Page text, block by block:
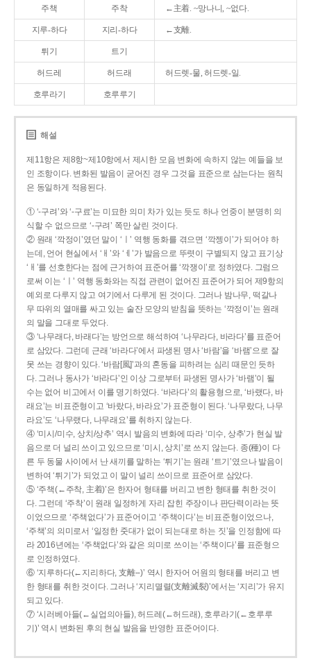
주책 주착 ←主着. ~망나니, ~없다.
지루-하다 지리-하다 ←支離.
튀기 트기
허드레 허드래 허드렛-물, 허드렛-일.
호루라기 호루루기
해설
제11항은 제8항~제10항에서 제시한 모음 변화에 속하지 않는 예들을 보
인 조항이다. 변화된 발음이 굳어진 경우 그것을 표준으로 삼는다는 원칙
은 동일하게 적용된다.
① ‘-구려’와 ‘-구료’는 미묘한 의미 차가 있는 듯도 하나 언중이 분명히 의
식할 수 없으므로 ‘-구려’ 쪽만 살린 것이다.
② 원래 ‘깍정이’였던 말이 ‘ㅣ’ 역행 동화를 겪으면 ‘깍젱이’가 되어야 하
는데, 언어 현실에서 ‘ㅐ’와 ‘ㅔ’가 발음으로 뚜렷이 구별되지 않고 표기상
‘ㅐ’를 선호한다는 점에 근거하여 표준어를 ‘깍쟁이’로 정하였다. 그럼으
로써 이는 ‘ㅣ’ 역행 동화와는 직접 관련이 없어진 표준어가 되어 제9항의
예외로 다루지 않고 여기에서 다루게 된 것이다. 그러나 밤나무, 떡갈나
무 따위의 열매를 싸고 있는 술잔 모양의 받침을 뜻하는 ‘깍정이’는 원래
의 말을 그대로 두었다.
③ ‘나무래다, 바래다’는 방언으로 해석하여 ‘나무라다, 바라다’를 표준어
로 삼았다. 그런데 근래 ‘바라다’에서 파생된 명사 ‘바람’을 ‘바램’으로 잘
못 쓰는 경향이 있다. ‘바람[風]’과의 혼동을 피하려는 심리 때문인 듯하
다. 그러나 동사가 ‘바라다’인 이상 그로부터 파생된 명사가 ‘바램’이 될
수는 없어 비고에서 이를 명기하였다. ‘바라다’의 활용형으로, ‘바랬다, 바
래요’는 비표준형이고 ‘바랐다, 바라요’가 표준형이 된다. ‘나무랐다, 나무
라요’도 ‘나무랬다, 나무래요’를 취하지 않는다.
④ ‘미시/미수, 상치/상추’ 역시 발음의 변화에 따라 ‘미수, 상추’가 현실 발
음으로 더 널리 쓰이고 있으므로 ‘미시, 상치’로 쓰지 않는다. 종(種)이 다
른 두 동물 사이에서 난 새끼를 말하는 ‘튀기’는 원래 ‘트기’였으나 발음이
변하여 ‘튀기’가 되었고 이 말이 널리 쓰이므로 표준어로 삼았다.
⑤ ‘주책(←주착, 主着)’은 한자어 형태를 버리고 변한 형태를 취한 것이
다. 그런데 ‘주착’이 원래 일정하게 자리 잡힌 주장이나 판단력이라는 뜻
이었으므로 ‘주책없다’가 표준어이고 ‘주책이다’는 비표준형이었으나,
‘주책’의 의미로서 ‘일정한 줏대가 없이 되는대로 하는 짓’을 인정함에 따
라 2016년에는 ‘주책없다’와 같은 의미로 쓰이는 ‘주책이다’를 표준형으
로 인정하였다.
⑥ ‘지루하다(←지리하다, 支離--)’ 역시 한자어 어원의 형태를 버리고 변
한 형태를 취한 것이다. 그러나 ‘지리멸렬(支離滅裂)’에서는 ‘지리’가 유지
되고 있다.
⑦ ‘시러베아들(←실업의아들), 허드레(←허드래), 호루라기(←호루루
기)’ 역시 변화된 후의 현실 발음을 반영한 표준어이다.